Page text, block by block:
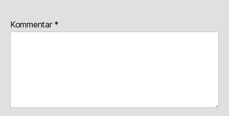
Kommentar *